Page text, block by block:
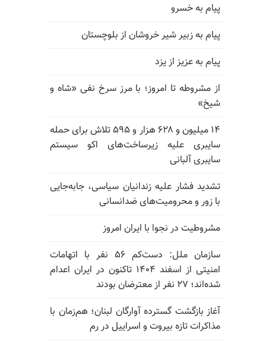
پیام به خسرو
پیام به زبیر شیر خروشان از بلوچستان
پیام به عزیز از یزد
از مشروطه تا امروز؛ با مرز سرخ نفی «شاه و
شیخ»
۱۴ میلیون و ۶۲۸ هزار و ۵۹۵ تلاش برای حمله
سایبری علیه زیرساخت‌های اکو سیستم
سایبری آلبانی
تشدید فشار علیه زندانیان سیاسی، جابه‌جایی
با زور و محرومیت‌های ضدانسانی
مشروطیت در نجوا با ایران امروز
سازمان ملل: دست‌کم ۵۶ نفر با اتهامات
امنیتی از اسفند ۱۴۰۴ تاکنون در ایران اعدام
شده‌اند؛ ۲۷ نفر از معترضان بودند
آغاز بازگشت گسترده آوارگان لبنان؛ هم‌زمان با
مذاکرات تازه بیروت و اسراییل در رم